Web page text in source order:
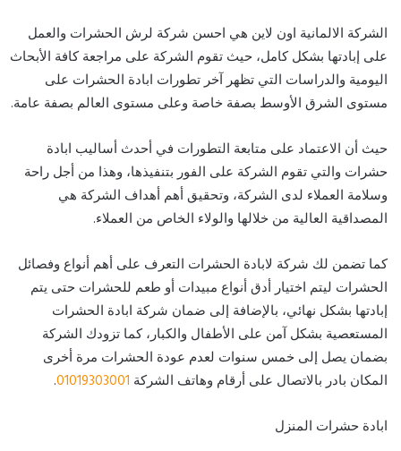
الشركة الالمانية اون لاين هي احسن شركة لرش الحشرات والعمل
على إبادتها بشكل كامل، حيث تقوم الشركة على مراجعة كافة الأبحاث
اليومية والدراسات التي تظهر آخر تطورات ابادة الحشرات على
مستوى الشرق الأوسط بصفة خاصة وعلى مستوى العالم بصفة عامة.
حيث أن الاعتماد على متابعة التطورات في أحدث أساليب ابادة
حشرات والتي تقوم الشركة على الفور بتنفيذها، وهذا من أجل راحة
وسلامة العملاء لدى الشركة، وتحقيق أهم أهداف الشركة هي
المصداقية العالية من خلالها والولاء الخاص من العملاء.
كما تضمن لك شركة لابادة الحشرات التعرف على أهم أنواع وفصائل
الحشرات ليتم اختيار أدق أنواع مبيدات أو طعم للحشرات حتى يتم
إبادتها بشكل نهائي، بالإضافة إلى ضمان شركة ابادة الحشرات
المستعصية بشكل آمن على الأطفال والكبار، كما تزودك الشركة
بضمان يصل إلى خمس سنوات لعدم عودة الحشرات مرة أخرى
المكان بادر بالاتصال على أرقام وهاتف الشركة 01019303001
.
ابادة حشرات المنزل